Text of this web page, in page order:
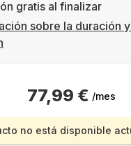
gratis al finalizar
sobre la duración
77,99 € /mes
no está disponible